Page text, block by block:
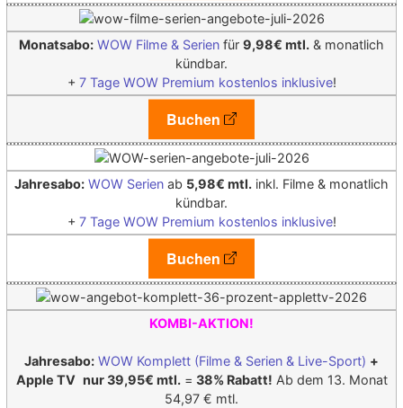
Monatsabo: WOW Filme & Serien für 9,98€ mtl. & monatlich
kündbar.
+ 7 Tage WOW Premium kostenlos inklusive!
Buchen
Jahresabo: WOW Serien ab 5,98€ mtl. inkl. Filme & monatlich
kündbar.
+ 7 Tage WOW Premium kostenlos inklusive!
Buchen
KOMBI-AKTION!
Jahresabo: WOW Komplett (Filme & Serien & Live-Sport) +
Apple TV nur 39,95€ mtl.= 38% Rabatt! Ab dem 13. Monat
54,97 € mtl.